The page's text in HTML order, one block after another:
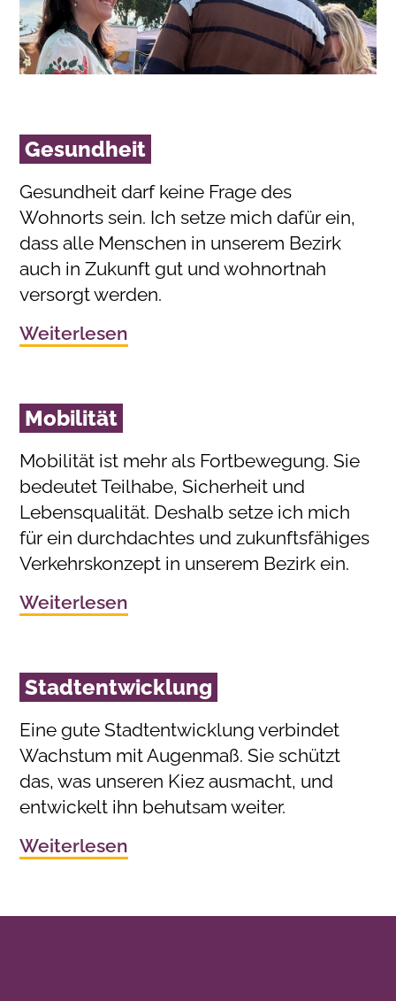
Gesundheit
Gesundheit darf keine Frage des
Wohnorts sein. Ich setze mich dafür ein,
dass alle Menschen in unserem Bezirk
auch in Zukunft gut und wohnortnah
versorgt werden.
Weiterlesen
Mobilität
Mobilität ist mehr als Fortbewegung. Sie
bedeutet Teilhabe, Sicherheit und
Lebensqualität. Deshalb setze ich mich
für ein durchdachtes und zukunftsfähiges
Verkehrskonzept in unserem Bezirk ein.
Weiterlesen
Stadtentwicklung
Eine gute Stadtentwicklung verbindet
Wachstum mit Augenmaß. Sie schützt
das, was unseren Kiez ausmacht, und
entwickelt ihn behutsam weiter.
Weiterlesen